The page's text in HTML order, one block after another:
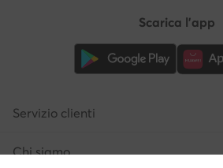
Scarica l'app
Servizio clienti
Chi siamo